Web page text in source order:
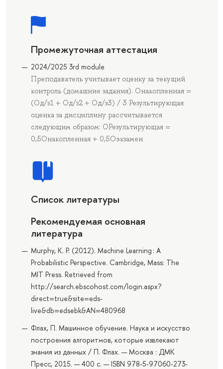
Промежуточная аттестация
2024/2025 3rd module
Преподаватель учитывает оценку за текущий
контроль (домашние задания). Онакопленная =
(Од/з1 + Од/з2 + Од/з3) / 3 Результирующая
оценка за дисциплину рассчитывается
следующим образом: ОРезультирующая =
0,5Онакопленная + 0,5Оэкзамен
Список литературы
Рекомендуемая основная
литература
Murphy, K. P. (2012). Machine Learning : A
Probabilistic Perspective. Cambridge, Mass: The
MIT Press. Retrieved from
http://search.ebscohost.com/login.aspx?
direct=true&site=eds-
live&db=edsebk&AN=480968
Флах, П. Машинное обучение. Наука и искусство
построения алгоритмов, которые извлекают
знания из данных / П. Флах. — Москва : ДМК
Пресс, 2015. — 400 с. — ISBN 978-5-97060-273-